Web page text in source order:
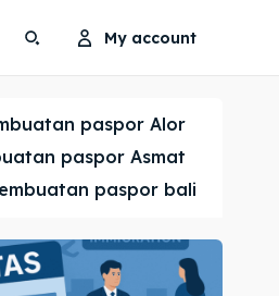
My account
paspor Alor
paspor Asmat
paspor bali